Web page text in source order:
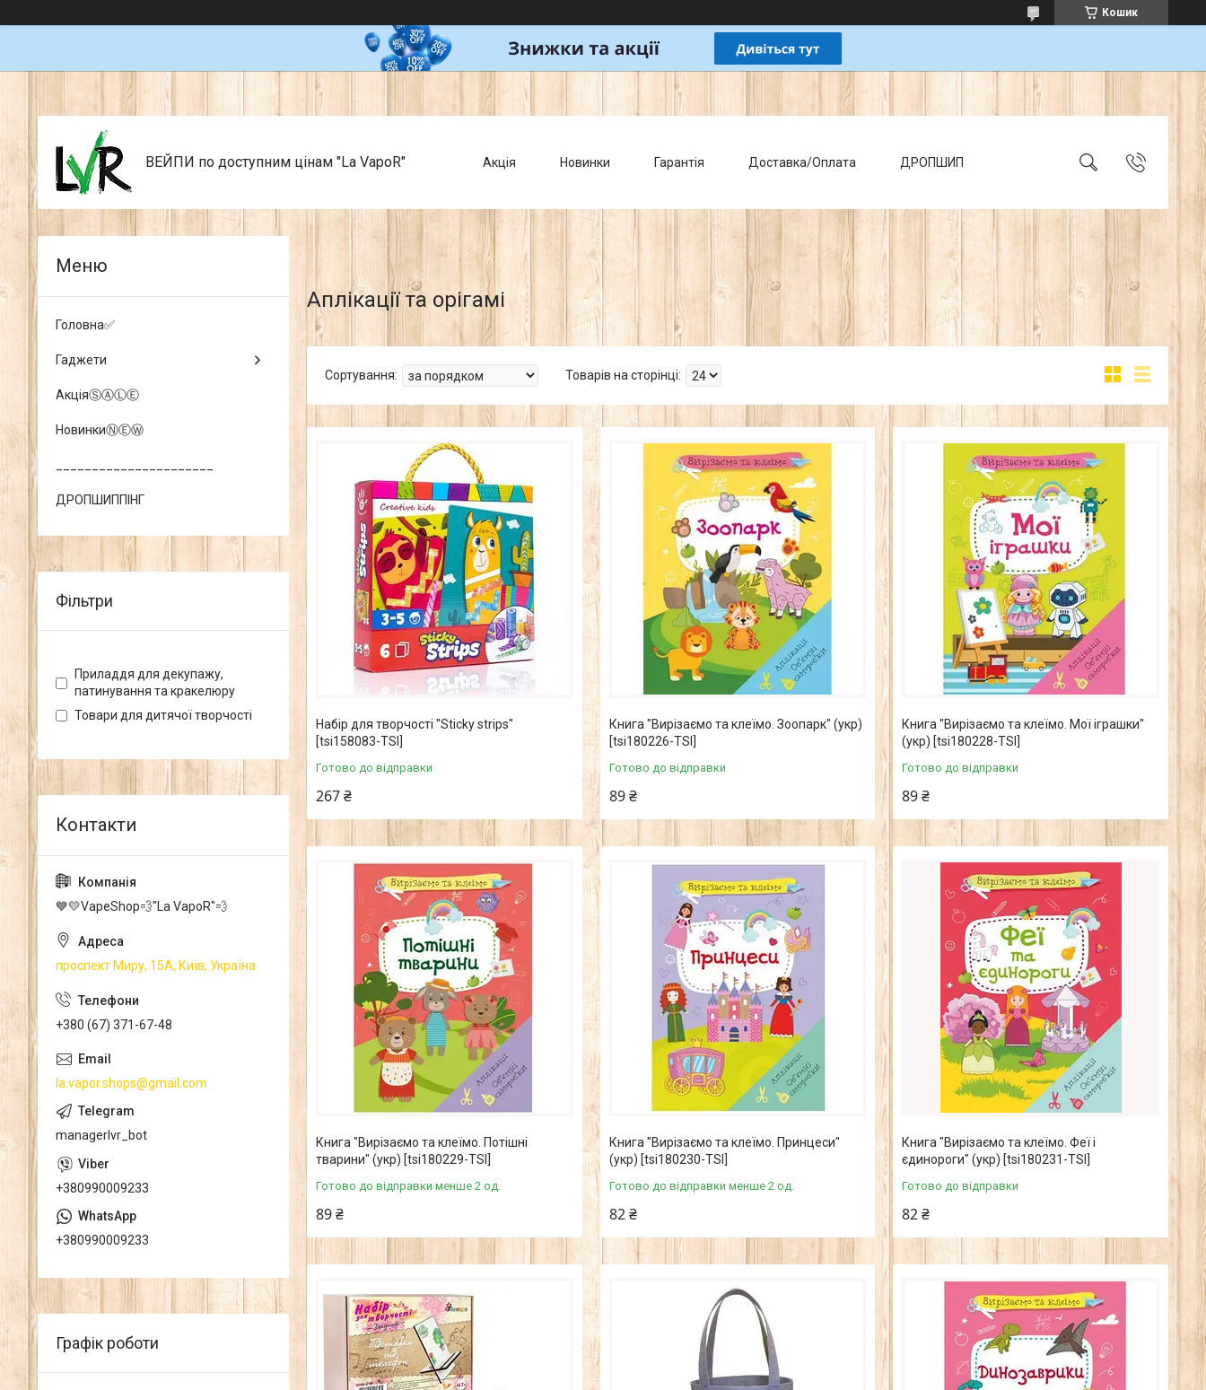
Кошик
ВЕЙПИ по доступним цінам "La VapoR" Акція Новинки Гарантія Доставка/Оплата ДРОПШИП
Аплікації та орігамі
Набір для творчості "Sticky strips"
[tsi158083-TSI]
Готово до відправки
267 ₴
Книга "Вирізаємо та клеїмо. Зоопарк" (укр)
[tsi180226-TSI]
Готово до відправки
89 ₴
Книга "Вирізаємо та клеїмо. Мої іграшки"
(укр) [tsi180228-TSI]
Готово до відправки
89 ₴
Книга "Вирізаємо та клеїмо. Потішні
тварини" (укр) [tsi180229-TSI]
Готово до відправки менше 2 од.
89 ₴
Книга "Вирізаємо та клеїмо. Принцеси"
(укр) [tsi180230-TSI]
Готово до відправки менше 2 од.
82 ₴
Книга "Вирізаємо та клеїмо. Феї і
єдинороги" (укр) [tsi180231-TSI]
Готово до відправки
82 ₴
Головна✅
Гаджети
АкціяⓈⒶⓁⒺ
НовинкиⓃⒺⓌ
ДРОПШИППІНГ
Фільтри
Приладдя для декупажу,
патинування та кракелюру
Товари для дитячої творчості
💙💛VapeShop💨"La VapoR"💨
проспект Миру, 15А, Київ, Україна
+380 (67) 371-67-48
la.vapor.shops@gmail.com
managerlvr_bot
+380990009233
+380990009233
Графік роботи